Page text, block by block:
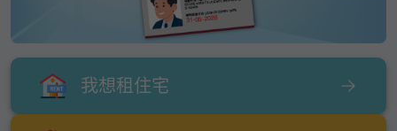
我想租住宅